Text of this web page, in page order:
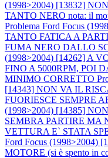
(1998>2004) [13832]
TANTO NERO nota: il
Problema Ford Focus
TANTO FATICA A
FUMA NERO DALLO
(1998>2004) [14262] A
FINO A 5000RPM, POI
MINIMO CORRETTO
[14343] NON VA IL
FUORIESCE SEMPRE
(1998>2004) [14385]
SEMBRA PARTIRE MA
VETTURA E` STATA
Ford Focus (1998>2004)
MOTORE (si è spento in